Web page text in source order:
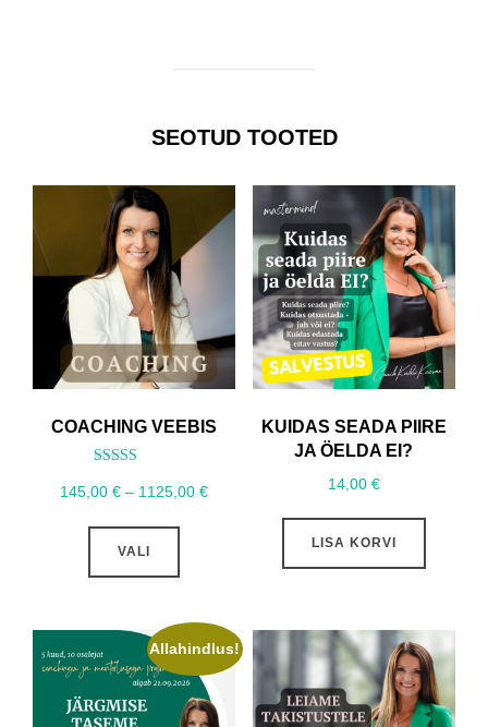
SEOTUD TOOTED
COACHING VEEBIS
5.00
145,00€ – 1125,00€Hinnavahemik:
VALI
Sellel
mitu
varianti.
Valikuid
saab
KUIDAS SEADA PIIRE
JA ÖELDA EI?
14,00 €
LISA KORVI
Allahindlus!